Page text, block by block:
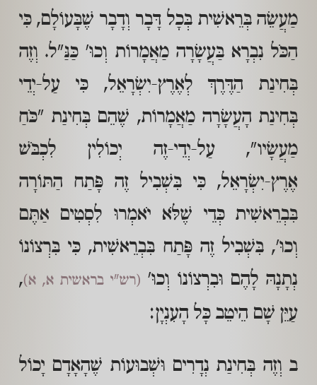
מַעֲשֵׂה בְּרֵאשִׁית בְּכָל דָּבָר וְדָבָר שֶׁבָּעוֹלָם, כִּי
הַכֹּל נִבְרָא בַּעֲשָׂרָה מַאֲמָרוֹת וְכוּ' כַּנַּ"ל. וְזֶה
בְּחִינַת הַדֶּרֶךְ לְאֶרֶץ-יִשְׂרָאֵל, כִּי עַל-יְדֵי
בְּחִינַת הָעֲשָׂרָה מַאֲמָרוֹת, שֶׁהֵם בְּחִינַת "כֹּחַ
מַעֲשָׂיו", עַל-יְדֵי-זֶה יְכוֹלִין לִכְבֹּשׁ
אֶרֶץ-יִשְׂרָאֵל, כִּי בִּשְׁבִיל זֶה פָּתַח הַתּוֹרָה
בִּבְרֵאשִׁית כְּדֵי שֶׁלֹּא יֹאמְרוּ לִסְטִים אַתֶּם
וְכוּ', בִּשְׁבִיל זֶה פָּתַח בִּבְרֵאשִׁית, כִּי בִּרְצוֹנוֹ
נְתָנָהּ לָהֶם וּבִרְצוֹנוֹ וְכוּ' (רש"י בראשית א, א),
עַיֵּן שָׁם הֵיטֵב כָּל הָעִנְיָן:
ב וְזֶה בְּחִינַת נְדָרִים וּשְׁבוּעוֹת שֶׁהָאָדָם יָכוֹל